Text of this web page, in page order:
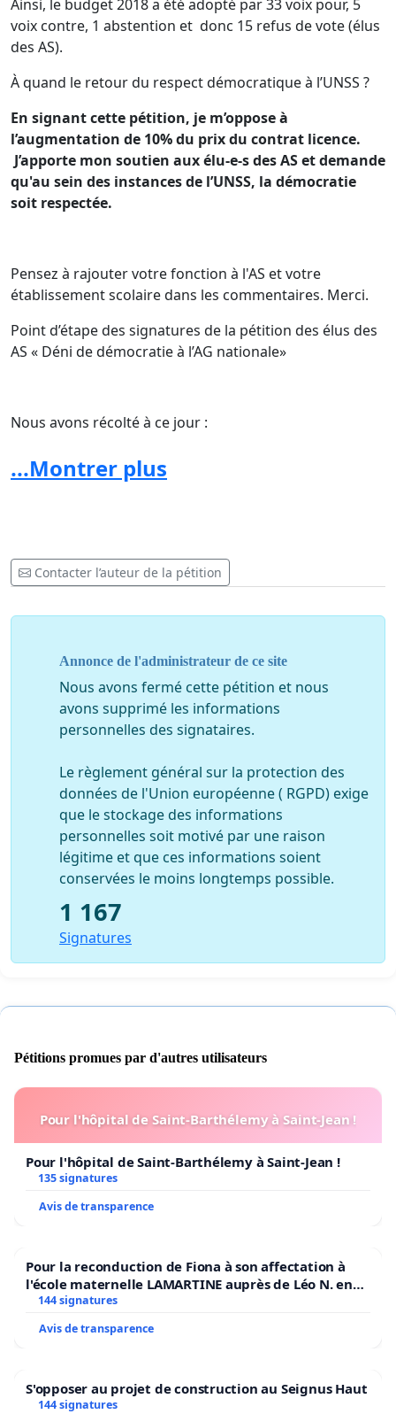
Ainsi, le budget 2018 a été adopté par 33 voix pour, 5
voix contre, 1 abstention et donc 15 refus de vote (élus
des AS).
À quand le retour du respect démocratique à l’UNSS ?
En signant cette pétition, je m’oppose à
l’augmentation de 10% du prix du contrat licence.
J’apporte mon soutien aux élu-e-s des AS etdemande
qu'au sein des instances de l’UNSS, la démocratie
soit respectée.
Pensez à rajouter votre fonction à l'AS et votre
établissement scolaire dans les commentaires. Merci.
Point d’étape des signatures de la pétition des élus des
AS « Déni de démocratie à l’AG nationale»
Nous avons récolté à ce jour :
* 1126 signatures en ligne
quant à la façon dont l’UNSS met en place la démocratie
Mais ils démontrent encore plus le refus massif des AS
devant l’augmentation de 10% du contrat licence qui va
mettre encore plus en difficulté financière de
nombreuses AS ! D’autres choix budgétaires auraient
été possibles dans l’intérêt de nos élèves.
Continuez svp à signer massivement, ce qui nous
donnera d’autant plus de poids au moment de notre
audience au ministère de l’Education Nationale.
Les Elus des AS qui font le plus largement possible
circuler cette pétition, souhaitent remercier les
apporté leur soutien sur tout le territoire
...Montrer plus
Contacter l’auteur de la pétition
Annonce de l'administrateur de ce site
Nous avons fermé cette pétition et nous
avons supprimé les informations
personnelles des signataires.
Le règlement général sur la protection des
données de l'Union européenne ( RGPD) exige
que le stockage des informations
personnelles soit motivé par une raison
légitime et que ces informations soient
conservées le moins longtemps possible.
1 167
Signatures
Pétitions promues par d'autres utilisateurs
Pour l'hôpital de Saint-Barthélemy à Saint-Jean !
Pour l'hôpital de Saint-Barthélemy à Saint-Jean !
135 signatures
Avis de transparence
Pour la reconduction de Fiona à son affectation à
l'école maternelle LAMARTINE auprès de Léo N. en
2026/2027
144 signatures
Avis de transparence
S'opposer au projet de construction au Seignus Haut
144 signatures